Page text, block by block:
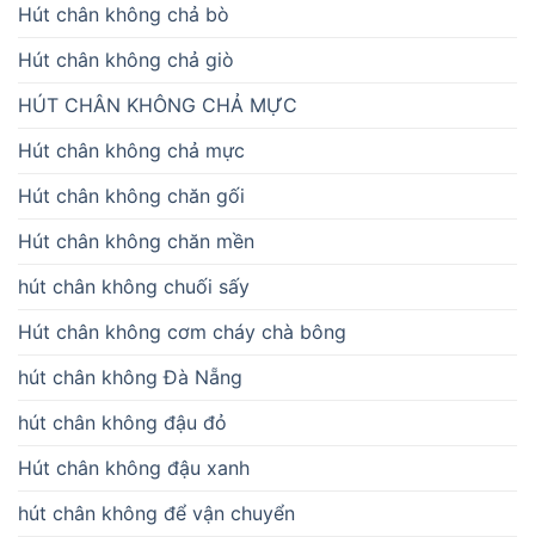
Hút chân không chả bò
Hút chân không chả giò
HÚT CHÂN KHÔNG CHẢ MỰC
Hút chân không chả mực
Hút chân không chăn gối
Hút chân không chăn mền
hút chân không chuối sấy
Hút chân không cơm cháy chà bông
hút chân không Đà Nẵng
hút chân không đậu đỏ
Hút chân không đậu xanh
hút chân không để vận chuyển